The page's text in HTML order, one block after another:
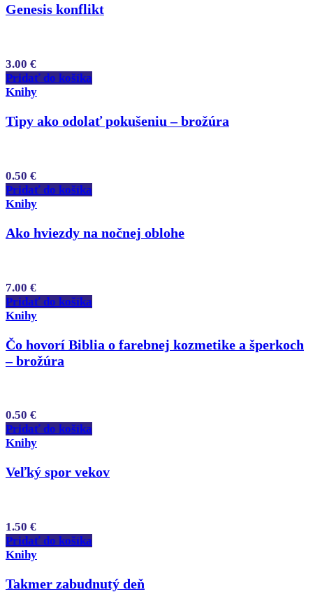
Genesis konflikt
3.00 €
Pridať do košíka
Knihy
Tipy ako odolať pokušeniu – brožúra
0.50 €
Pridať do košíka
Knihy
Ako hviezdy na nočnej oblohe
7.00 €
Pridať do košíka
Knihy
Čo hovorí Biblia o farebnej kozmetike a šperkoch
– brožúra
0.50 €
Pridať do košíka
Knihy
Veľký spor vekov
1.50 €
Pridať do košíka
Knihy
Takmer zabudnutý deň